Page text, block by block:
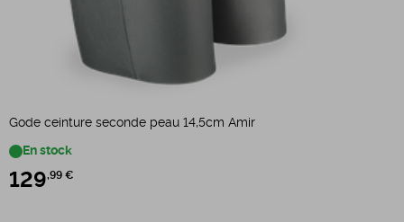
Gode ceinture seconde peau 14,5cm Amir
En stock
129,99 €